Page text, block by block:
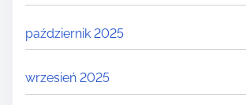
październik 2025
wrzesień 2025